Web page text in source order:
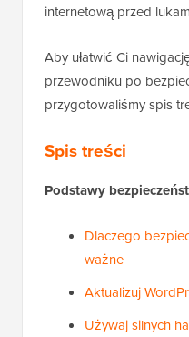
internetową przed
Aby ułatwić Ci
przewodniku po
przygotowaliśmy spis
Spis treści
Podstawy
Dlaczego
ważne
Aktualizuj
Używaj silnych